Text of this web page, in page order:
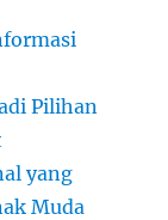
Pilihan
yang
Muda